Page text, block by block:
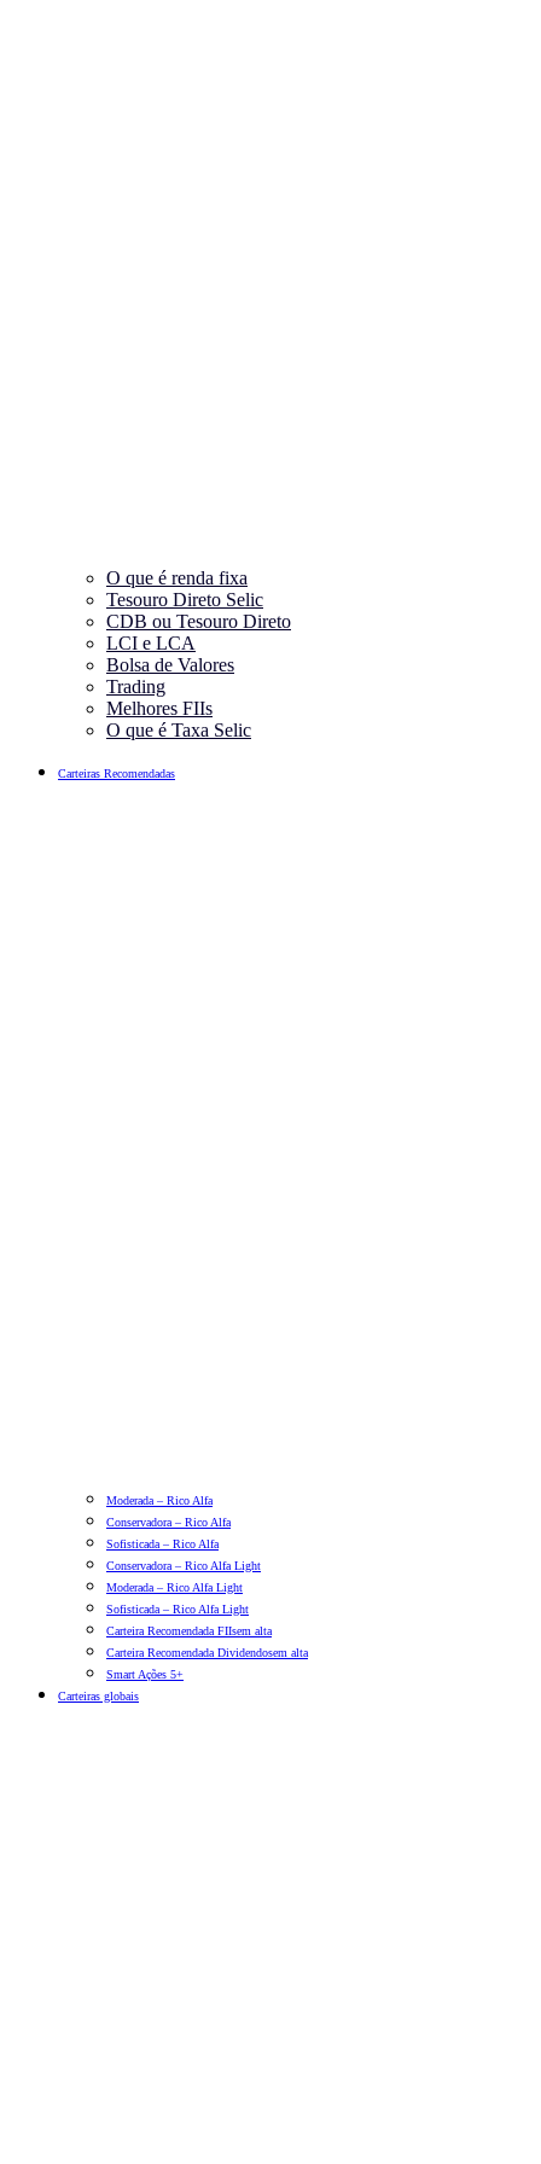
O que é renda fixa
Tesouro Direto Selic
CDB ou Tesouro Direto
LCI e LCA
Bolsa de Valores
Trading
Melhores FIIs
O que é Taxa Selic
Carteiras Recomendadas
Moderada – Rico Alfa
Conservadora – Rico Alfa
Sofisticada – Rico Alfa
Conservadora – Rico Alfa Light
Moderada – Rico Alfa Light
Sofisticada – Rico Alfa Light
Carteira Recomendada FIIsem alta
Carteira Recomendada Dividendosem alta
Smart Ações 5+
Carteiras globais